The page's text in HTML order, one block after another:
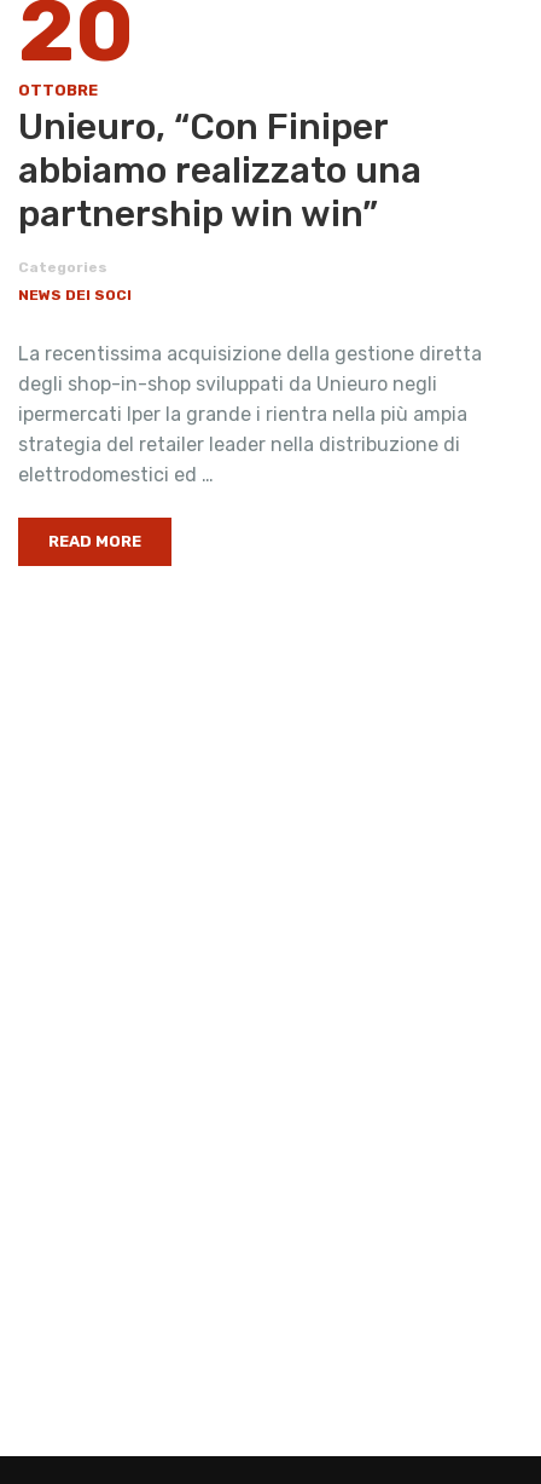
20
OTTOBRE
Unieuro, “Con Finiper
abbiamo realizzato una
partnership win win”
Categories
NEWS DEI SOCI
La recentissima acquisizione della gestione diretta
degli shop-in-shop sviluppati da Unieuro negli
ipermercati Iper la grande i rientra nella più ampia
strategia del retailer leader nella distribuzione di
elettrodomestici ed …
READ MORE